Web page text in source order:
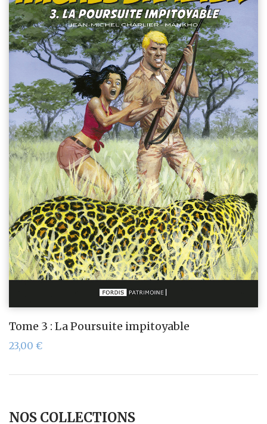
NOS COLLECTIONS
Tome 3 : La Poursuite impitoyable
23,00 €